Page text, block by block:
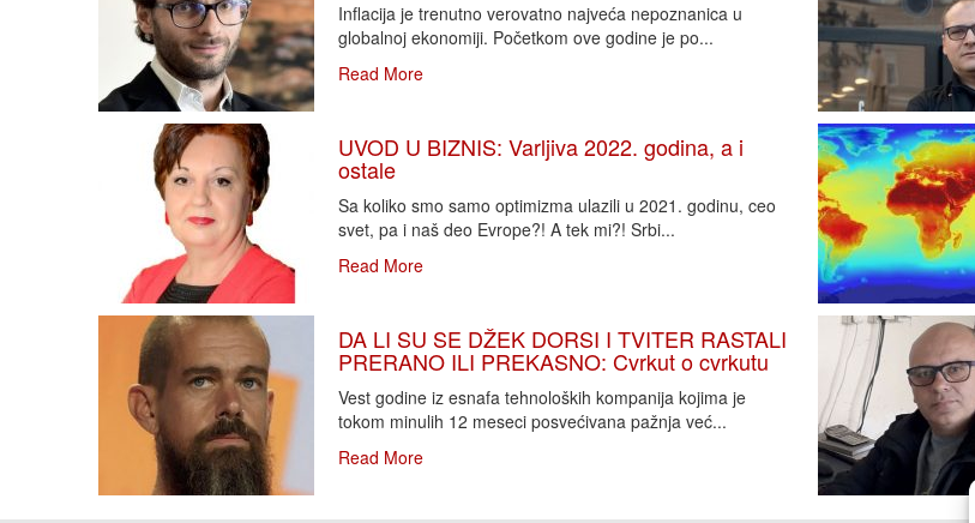
Inflacija je trenutno verovatno najveća nepoznanica u
globalnoj ekonomiji. Početkom ove godine je po...
Read More
UVOD U BIZNIS: Varljiva 2022. godina, a i
ostale
Sa koliko smo samo optimizma ulazili u 2021. godinu, ceo
svet, pa i naš deo Evrope?! A tek mi?! Srbi...
Read More
DA LI SU SE DŽEK DORSI I TVITER RASTALI
PRERANO ILI PREKASNO: Cvrkut o cvrkutu
Vest godine iz esnafa tehnoloških kompanija kojima je
tokom minulih 12 meseci posvećivana pažnja već...
Read More